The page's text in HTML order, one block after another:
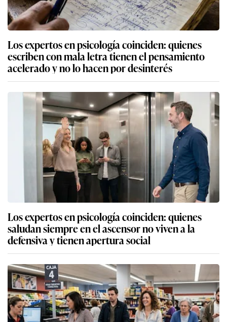
Los expertos en psicología coinciden: quienes
escriben con mala letra tienen el pensamiento
acelerado y no lo hacen por desinterés
Los expertos en psicología coinciden: quienes
saludan siempre en el ascensor no viven a la
defensiva y tienen apertura social